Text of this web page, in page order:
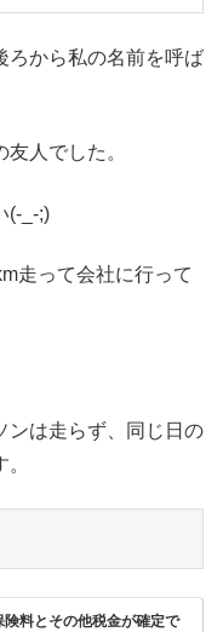
ろから私の名前を呼ば
人でした。
(-_-;)
走って会社に行って
ンは走らず、同じ日の
料とその他税金が確定で